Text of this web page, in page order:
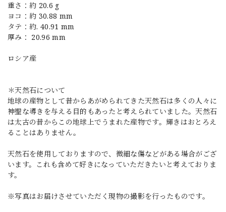
重さ：約 20.6 g
ヨコ：約 30.88 mm
タテ：約. 40.91 mm
厚み： 20.96 mm
ロシア産
＊天然石について
地球の産物として昔からあがめられてきた天然石は多くの人々に
神聖な導きを与える目的もあったと考えられていました。天然石
は太古の昔からこの地球上でうまれた産物です。輝きはおとろえ
ることはありません。
天然石を使用しておりますので、微細な傷などがある場合がござ
います。これも含めて好きになっていただきたいと考えておりま
す。
※写真はお届けさせていただく現物の撮影を行ったものです。